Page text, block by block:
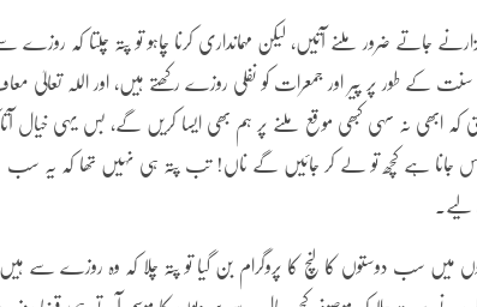
جاتے ضرور ملنے آتیں، لیکن مہمانداری کرنا چاہو تو پتہ چلتا کہ روزے
کے طور پر پیر اور جمعرات کو نفلی روزے رکھتے ہیں، اور اللہ تعالیٰ
کہ ابھی نہ سہی کبھی موقع ملنے پر ہم بھی ایسا کریں گے، بس یہی خیال آتا
پاس جانا ہے کچھ تو لے کر جائیں گے ناں! تب پتہ ہی نہیں تھا کہ یہ سب
لیے۔
سب دوستوں کا لنچ کا پروگرام بن گیا تو پتہ چلا کہ وہ روزے سے